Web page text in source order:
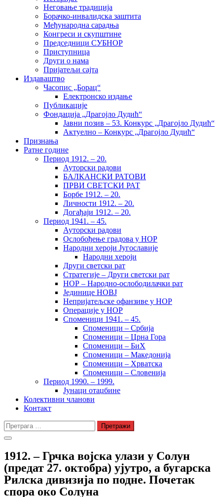
Неговање традиција
Борачко-инвалидска заштита
Међународна сарадња
Конгреси и скупштине
Председници СУБНОР
Приступница
Други о нама
Пријатељи сајта
Издаваштво
Часопис „Борац“
Електронско издање
Публикације
Фондација „Драгојло Дудић“
Јавни позив – 53. Конкурс „Драгојло Дудић“
Актуелно – Конкурс „Драгојло Дудић“
Признања
Ратне године
Период 1912. – 20.
Ауторски радови
БАЛКАНСКИ РАТОВИ
ПРВИ СВЕТСКИ РАТ
Борбе 1912. – 20.
Личности 1912. – 20.
Догађаји 1912. – 20.
Период 1941. – 45.
Ауторски радови
Ослобођење градова у НОР
Народни хероји Југославије
Народни хероји
Други светски рат
Стратегије – Други светски рат
НОР – Народно-ослободилачки рат
Јединице НОВЈ
Непријатељске офанзиве у НОР
Операције у НОР
Споменици 1941. – 45.
Споменици – Србија
Споменици – Црна Гора
Споменици – БиХ
Споменици – Македонија
Споменици – Хрватска
Споменици – Словенија
Период 1990. – 1999.
Јунаци отаџбине
Колективни чланови
Контакт
Претрага
за:
1912. – Грчка војска улази у Солун
(предат 27. октобра) ујутро, а бугарска
Рилска дивизија по подне. Почетак
спора око Солуна